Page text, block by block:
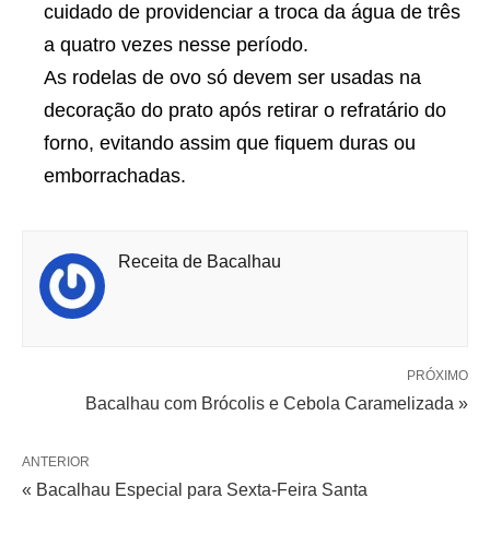
cuidado de providenciar a troca da água de três
a quatro vezes nesse período.
As rodelas de ovo só devem ser usadas na
decoração do prato após retirar o refratário do
forno, evitando assim que fiquem duras ou
emborrachadas.
Receita de Bacalhau
PRÓXIMO
Bacalhau com Brócolis e Cebola Caramelizada »
ANTERIOR
« Bacalhau Especial para Sexta-Feira Santa